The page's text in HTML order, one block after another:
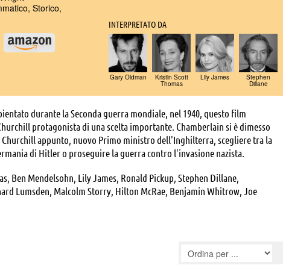
Storico,
INTERPRETATO DA
Gary Oldman Kristin Scott
Thomas
Lily James Stephen
Dillane
durante la Seconda guerra mondiale, nel 1940, questo film
protagonista di una scelta importante. Chamberlain si è dimesso
Churchill appunto, nuovo Primo ministro dell'Inghilterra, scegliere tra la
di Hitler o proseguire la guerra contro l'invasione nazista.
Ben Mendelsohn, Lily James, Ronald Pickup, Stephen Dillane,
Lumsden, Malcolm Storry, Hilton McRae, Benjamin Whitrow, Joe
Bethany Muir, Anna Burnett, Jeremy Child, Brian Pettifer, Michael
Broche, Mario Hacquard, Pip Torrens, Edmund Wiseman, Hannah
King, Miles Gallant, Faye Marsay, John Atterbury, James Harkness,